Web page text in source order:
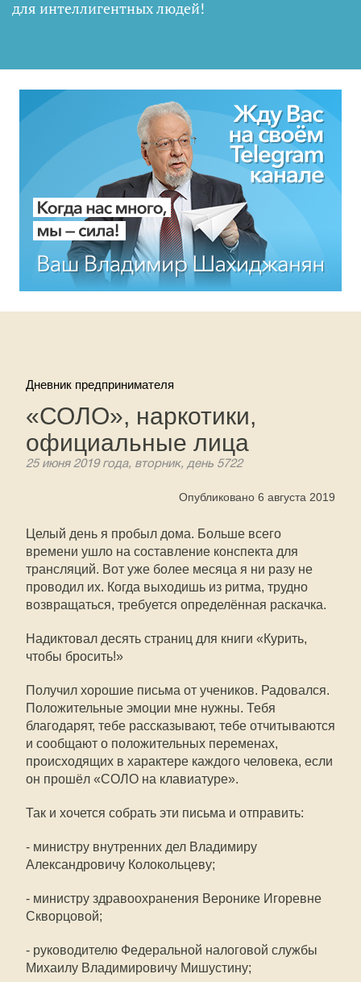
для интеллигентных людей!
Дневник предпринимателя
«СОЛО», наркотики,
официальные лица
25 июня 2019 года, вторник, день 5722
Опубликовано 6 августа 2019
Целый день я пробыл дома. Больше всего
времени ушло на составление конспекта для
трансляций. Вот уже более месяца я ни разу не
проводил их. Когда выходишь из ритма, трудно
возвращаться, требуется определённая раскачка.
Надиктовал десять страниц для книги «Курить,
чтобы бросить!»
Получил хорошие письма от учеников. Радовался.
Положительные эмоции мне нужны. Тебя
благодарят, тебе рассказывают, тебе отчитываются
и сообщают о положительных переменах,
происходящих в характере каждого человека, если
он прошёл «СОЛО на клавиатуре».
Так и хочется собрать эти письма и отправить:
- министру внутренних дел Владимиру
Александровичу Колокольцеву;
- министру здравоохранения Веронике Игоревне
Скворцовой;
- руководителю Федеральной налоговой службы
Михаилу Владимировичу Мишустину;